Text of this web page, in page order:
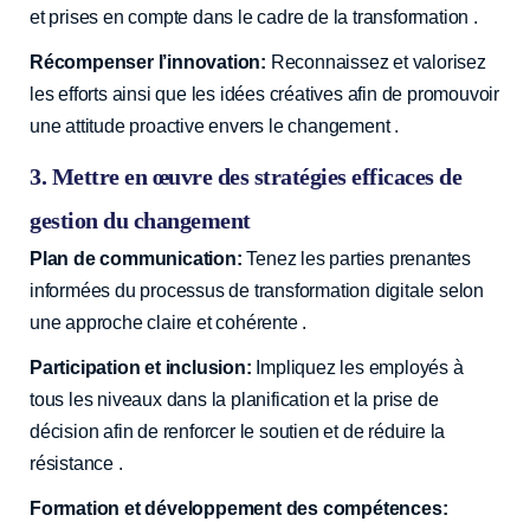
et prises en compte dans le cadre de la transformation .
Récompenser l’innovation: Reconnaissez et valorisez
les efforts ainsi que les idées créatives afin de promouvoir
une attitude proactive envers le changement .
3. Mettre en œuvre des stratégies efficaces de
gestion du changement
Plan de communication: Tenez les parties prenantes
informées du processus de transformation digitale selon
une approche claire et cohérente .
Participation et inclusion: Impliquez les employés à
tous les niveaux dans la planification et la prise de
décision afin de renforcer le soutien et de réduire la
résistance .
Formation et développement des compétences: